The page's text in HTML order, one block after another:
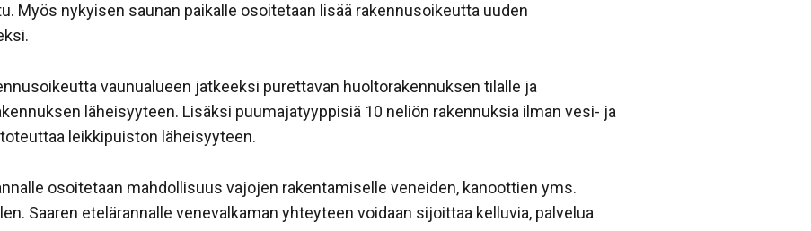
Myös nykyisen saunan paikalle osoitetaan lisää rakennusoikeutta uuden
vaunualueen jatkeeksi purettavan huoltorakennuksen tilalle ja
läheisyyteen. Lisäksi puumajatyyppisiä 10 neliön rakennuksia ilman vesi- ja
leikkipuiston läheisyyteen.
osoitetaan mahdollisuus vajojen rakentamiselle veneiden, kanoottien yms.
Saaren etelärannalle venevalkaman yhteyteen voidaan sijoittaa kelluvia, palvelua